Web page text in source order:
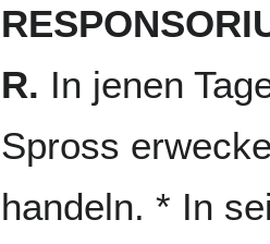
R. In jenen
Spross
handeln. * In